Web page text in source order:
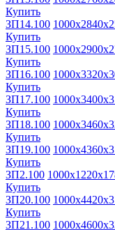
Купить
ЗП14.100
Купить
ЗП15.100
Купить
ЗП16.100
Купить
ЗП17.100
Купить
ЗП18.100
Купить
ЗП19.100
Купить
ЗП2.100
Купить
ЗП20.100
Купить
ЗП21.100